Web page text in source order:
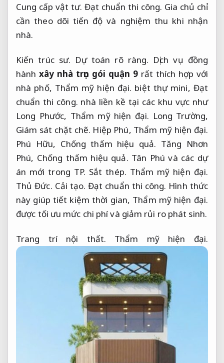
Cung cấp vật tư. Đạt chuẩn thi công. Gia chủ chỉ
cần theo dõi tiến độ và nghiệm thu khi nhận
nhà.
Kiến trúc sư. Dự toán rõ ràng. Dịch vụ đồng
hànhxây nhà trọn gói quận 9 rất thích hợp với
nhà phố, Thẩm mỹ hiện đại. biệt thự mini, Đạt
chuẩn thi công. nhà liền kề tại các khu vực như
Long Phước, Thẩm mỹ hiện đại. Long Trường,
Giám sát chặt chẽ. Hiệp Phú, Thẩm mỹ hiện đại.
Phú Hữu, Chống thấm hiệu quả. Tăng Nhơn
Phú, Chống thấm hiệu quả. Tân Phú và các dự
án mới trong TP. Sắt thép. Thẩm mỹ hiện đại.
Thủ Đức. Cải tạo. Đạt chuẩn thi công. Hình thức
này giúp tiết kiệm thời gian, Thẩm mỹ hiện đại.
được tối ưu mức chi phí và giảm rủi ro phát sinh.
Trang trí nội thất. Thẩm mỹ hiện đại.